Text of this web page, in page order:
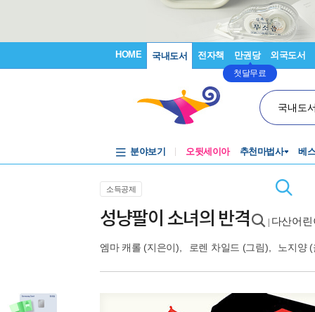
HOME 국내도서 전자책 만권당
첫달무료
외국도서
국내도
분야보기 오뒷세이아 추천마법사 베
소득공제
성냥팔이 소녀의 반격 다산어
엠마 캐롤 (지은이), 로렌 차일드 (그림), 노지양(